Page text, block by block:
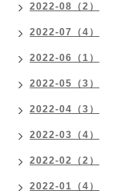
2022-08（2）
2022-07（4）
2022-06（1）
2022-05（3）
2022-04（3）
2022-03（4）
2022-02（2）
2022-01（4）